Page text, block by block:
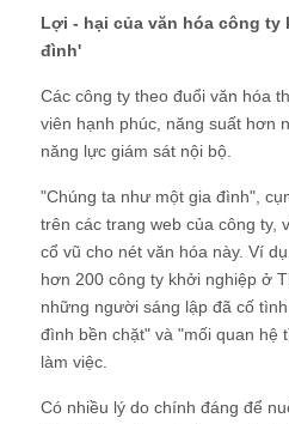
Lợi - hại của văn hóa công ty
đình'
Các công ty theo đuổi văn hóa
viên hạnh phúc, năng suất hơn
năng lực giám sát nội bộ.
"Chúng ta như một gia đình",
trên các trang web của công ty,
cổ vũ cho nét văn hóa này. Ví
hơn 200 công ty khởi nghiệp ở
những người sáng lập đã cố
đình bền chặt" và "mối quan hệ
làm việc.
Có nhiều lý do chính đáng để